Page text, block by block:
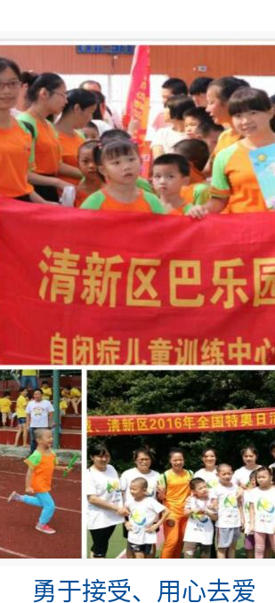
勇于接受、用心去爱